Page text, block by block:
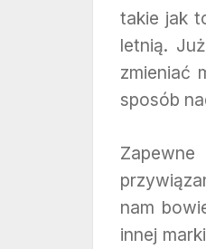
takie jak
letnią.
zmieniać
sposób
nam
innej